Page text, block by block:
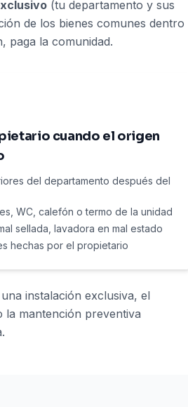
(tu departamento y sus
de los bienes comunes dentro
paga la comunidad.
cuando el origen
del departamento después del
WC, calefón o termo de la unidad
sellada, lavadora en mal estado
hechas por el propietario
instalación exclusiva, el
la mantención preventiva